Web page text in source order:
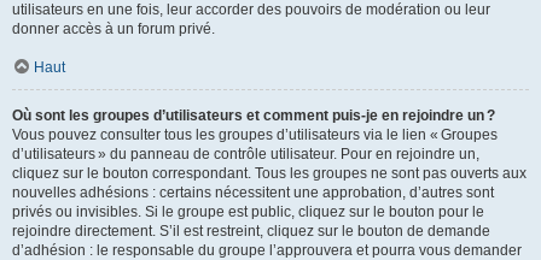
utilisateurs en une fois, leur accorder des pouvoirs de modération ou leur
donner accès à un forum privé.
Haut
Où sont les groupes d’utilisateurs et comment puis-je en rejoindre un ?
Vous pouvez consulter tous les groupes d’utilisateurs via le lien « Groupes
d’utilisateurs » du panneau de contrôle utilisateur. Pour en rejoindre un,
cliquez sur le bouton correspondant. Tous les groupes ne sont pas ouverts aux
nouvelles adhésions : certains nécessitent une approbation, d’autres sont
privés ou invisibles. Si le groupe est public, cliquez sur le bouton pour le
rejoindre directement. S’il est restreint, cliquez sur le bouton de demande
d’adhésion : le responsable du groupe l’approuvera et pourra vous demander